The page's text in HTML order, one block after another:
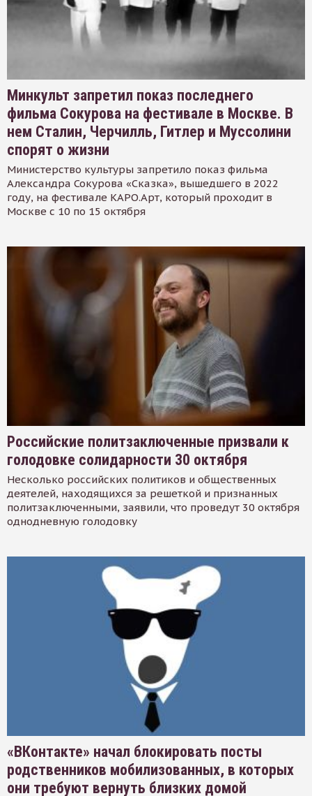
Минкульт запретил показ последнего
фильма Сокурова на фестивале в Москве. В
нем Сталин, Черчилль, Гитлер и Муссолини
спорят о жизни
Министерство культуры запретило показ фильма
Александра Сокурова «Сказка», вышедшего в 2022
году, на фестивале КАРО.Арт, который проходит в
Москве с 10 по 15 октября
Российские политзаключенные призвали к
голодовке солидарности 30 октября
Несколько российских политиков и общественных
деятелей, находящихся за решеткой и признанных
политзаключенными, заявили, что проведут 30 октября
однодневную голодовку
«ВКонтакте» начал блокировать посты
родственников мобилизованных, в которых
они требуют вернуть близких домой